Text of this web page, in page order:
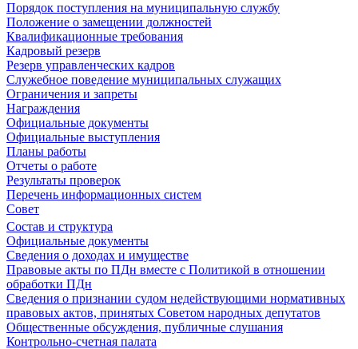
Порядок поступления на муниципальную службу
Положение о замещении должностей
Квалификационные требования
Кадровый резерв
Резерв управленческих кадров
Служебное поведение муниципальных служащих
Ограничения и запреты
Награждения
Официальные документы
Официальные выступления
Планы работы
Отчеты о работе
Результаты проверок
Перечень информационных систем
Совет
Состав и структура
Официальные документы
Сведения о доходах и имуществе
Правовые акты по ПДн вместе с Политикой в отношении
обработки ПДн
Сведения о признании судом недействующими нормативных
правовых актов, принятых Советом народных депутатов
Общественные обсуждения, публичные слушания
Контрольно-счетная палата